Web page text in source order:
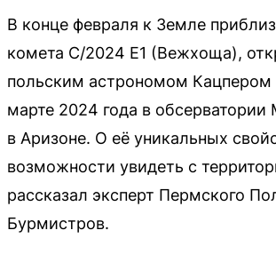
В конце февраля к Земле
комета C/2024 E1 (Вежхоща),
польским астрономом
марте 2024 года в
в Аризоне. О её уникальных
возможности увидеть с
рассказал эксперт Пермского
Бурмистров.